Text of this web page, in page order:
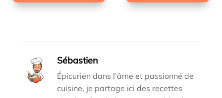
Sébastien
Épicurien dans l’âme et passionné de
cuisine, je partage ici des recettes